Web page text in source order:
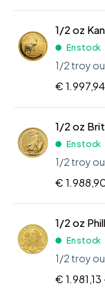
1/2 oz
En stock
1/2 troy
€
1/2 oz
En stock
1/2 troy
€
1/2 oz
En stock
1/2 troy
€